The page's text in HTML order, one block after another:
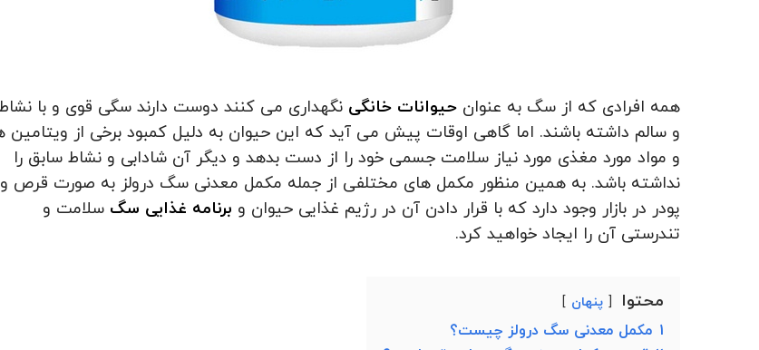
همه افرادی که از سگ به عنوان حیوانات خانگی نگهداری می کنند دوست دارند سگی قوی و با
و سالم داشته باشند. اما گاهی اوقات پیش می آید که این حیوان به دلیل کمبود برخی از ویتامین
و مواد مورد مغذی مورد نیاز سلامت جسمی خود را از دست بدهد و دیگر آن شادابی و نشاط سابق را
نداشته باشد. به همین منظور مکمل های مختلفی از جمله مکمل معدنی سگ درولز به صورت قرص و
پودر در بازار وجود دارد که با قرار دادن آن در رژیم غذایی حیوان و برنامه غذایی سگ سلامت و
تندرستی آن را ایجاد خواهید کرد.
محتوا پنهان
1 مکمل معدنی سگ درولز چیست؟